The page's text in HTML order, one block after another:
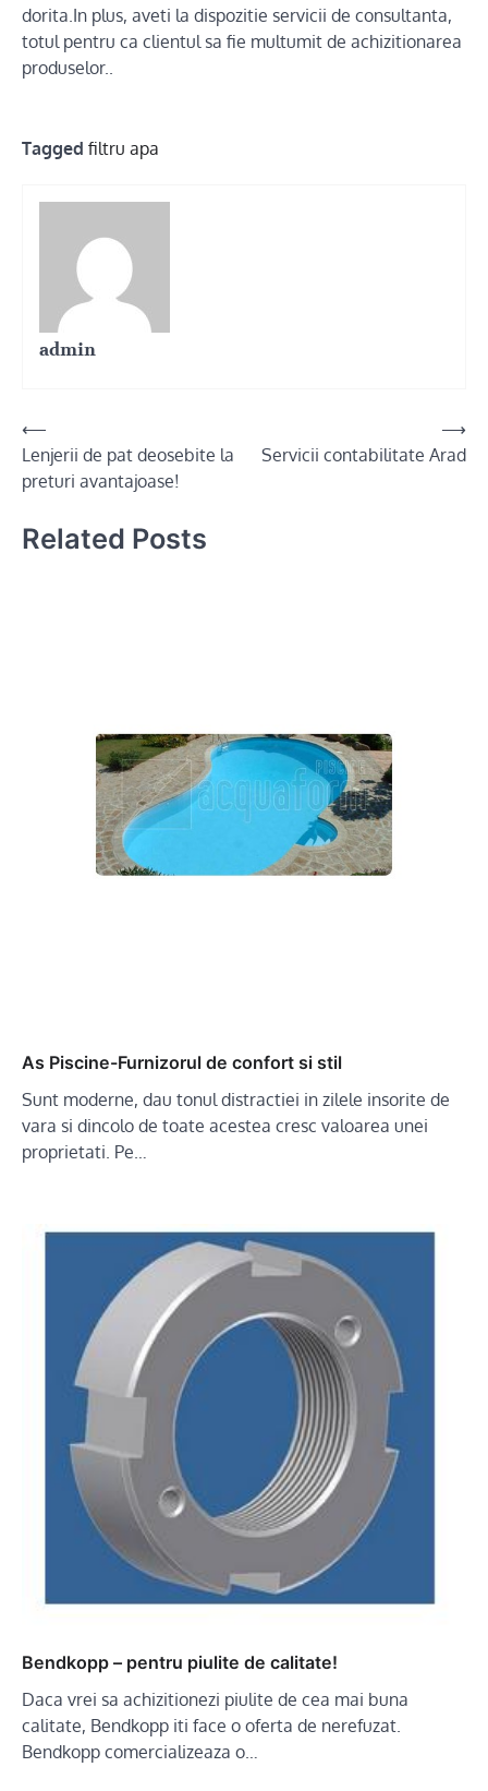
dorita.In plus, aveti la dispozitie servicii de consultanta,
totul pentru ca clientul sa fie multumit de achizitionarea
produselor..
Tagged filtru apa
admin
Post
navigation
⟵
Lenjerii de pat deosebite la
preturi avantajoase!
Servicii contabilitate Arad
⟶
Related Posts
As Piscine-Furnizorul de confort si stil
Sunt moderne, dau tonul distractiei in zilele insorite de
vara si dincolo de toate acestea cresc valoarea unei
proprietati. Pe…
Bendkopp – pentru piulite de calitate!
Daca vrei sa achizitionezi piulite de cea mai buna
calitate, Bendkopp iti face o oferta de nerefuzat.
Bendkopp comercializeaza o…